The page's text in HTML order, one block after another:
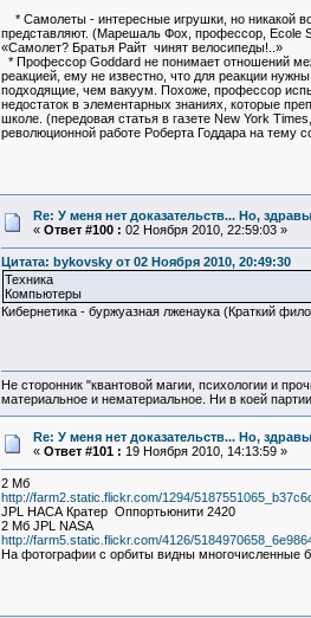
* Самолеты - интересные игрушки, но никакой
представляют. (Марешаль Фох, профессор, Ecole
«Самолет? Братья Райт чинят велосипеды!..»
* Профессор Goddard не понимает отношений
реакцией, ему не известно, что для реакции
подходящие, чем вакуум. Похоже, профессор
недостаток в элементарных знаниях, которые
школе. (передовая статья в газете New York
революционной работе Роберта Годдара на тему
Re: У меня нет доказательств... Но,
« Ответ #100 : 02 Ноября 2010, 22:59:03 »
Цитата: bykovsky от 02 Ноября 2010, 20:49:30
Техника
Компьютеры
Кибернетика - буржуазная лженаука (Краткий
Не сторонник "квантовой магии, психологии и
материальное и нематериальное. Ни в коей
Re: У меня нет доказательств... Но,
« Ответ #101 : 19 Ноября 2010, 14:13:59 »
2 Мб
http://farm2.static.flickr.com/1294/
JPL НАСА Кратер Оппортьюнити 2420
2 Мб JPL NASA
http://farm5.static.flickr.com/4126/
На фотографии с орбиты видны многочисленные